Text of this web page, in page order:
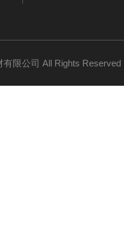
有限公司 All Rights